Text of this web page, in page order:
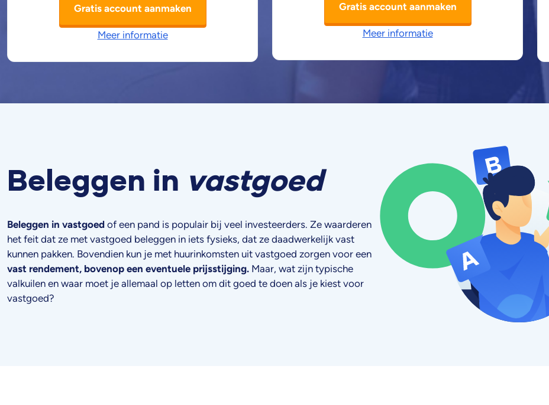
Gratis account aanmaken
Meer informatie
Gratis account aanmaken
Meer informatie
Beleggen in vastgoed
Beleggen in vastgoed of een pand is populair bij veel investeerders. Ze waarderen
het feit dat ze met vastgoed beleggen in iets fysieks, dat ze daadwerkelijk vast
kunnen pakken. Bovendien kun je met huurinkomsten uit vastgoed zorgen voor een
vast rendement, bovenop een eventuele prijsstijging. Maar, wat zijn typische
valkuilen en waar moet je allemaal op letten om dit goed te doen als je kiest voor
vastgoed?